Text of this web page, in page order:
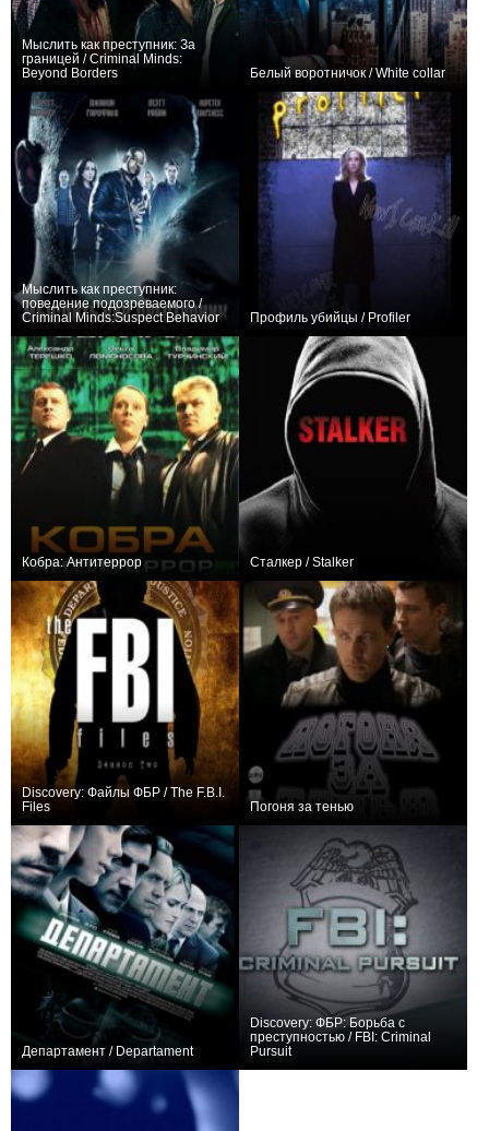
Мыслить как преступник: За
границей / Criminal Minds:
Beyond Borders
Белый воротничок / White collar
Мыслить как преступник:
поведение подозреваемого /
Criminal Minds:Suspect Behavior
Профиль убийцы / Profiler
Кобра: Антитеррор Сталкер / Stalker
Discovery: Файлы ФБР / The F.B.I.
Files
Погоня за тенью
Департамент / Departament
Discovery: ФБР: Борьба с
преступностью / FBI: Criminal
Pursuit